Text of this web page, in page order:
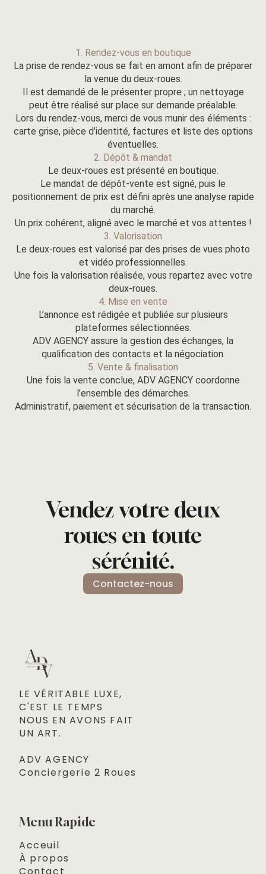
3. Valorisation
Le deux-roues est valorisé par des prises de vues photo
et vidéo professionnelles.
Une fois la valorisation réalisée, vous repartez avec votre
deux-roues.
2. Dépôt & mandat
Le deux-roues est présenté en boutique.
Le mandat de dépôt-vente est signé, puis le
positionnement de prix est défini après une analyse rapide
du marché.
Un prix cohérent, aligné avec le marché et vos attentes !
5. Vente & finalisation
Une fois la vente conclue, ADV AGENCY coordonne
l’ensemble des démarches.
Administratif, paiement et sécurisation de la transaction.
4. Mise en vente
L’annonce est rédigée et publiée sur plusieurs
plateformes sélectionnées.
ADV AGENCY assure la gestion des échanges, la
qualification des contacts et la négociation.
1. Rendez-vous en boutique
La prise de rendez-vous se fait en amont afin de préparer
la venue du deux-roues.
Il est demandé de le présenter propre ; un nettoyage
peut être réalisé sur place sur demande préalable.
Lors du rendez-vous, merci de vous munir des éléments :
carte grise, pièce d’identité, factures et liste des options
éventuelles.
Vendez votre deux
roues en toute
sérénité.
Contactez-nous
LE VÉRITABLE LUXE,
C'EST LE TEMPS
NOUS EN AVONS FAIT
UN ART.
ADV AGENCY
Conciergerie 2 Roues
Menu Rapide
Acceuil
À propos